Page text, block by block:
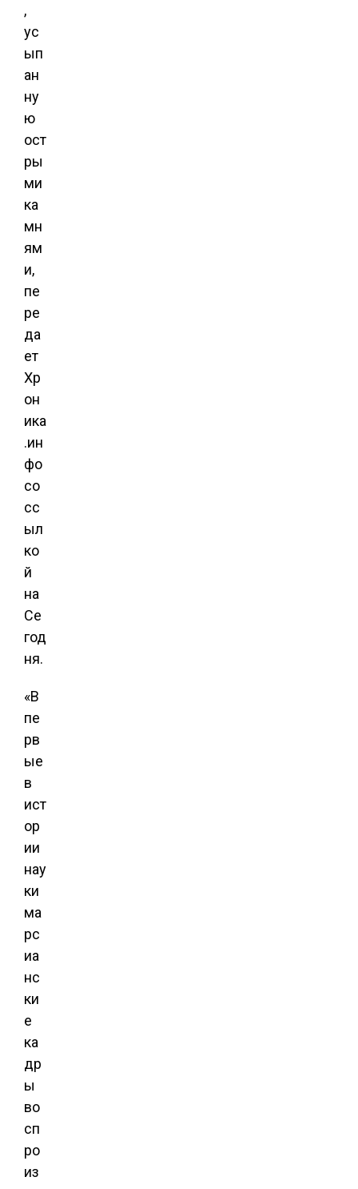
,
ус
ып
ан
ну
ю
ост
ры
ми
ка
мн
ям
и,
пе
ре
да
ет
Хр
он
ика
.ин
фо
со
сс
ыл
ко
й
на
Се
год
ня.
«В
пе
рв
ые
в
ист
ор
ии
нау
ки
ма
рс
иа
нс
ки
е
ка
др
ы
во
сп
ро
из